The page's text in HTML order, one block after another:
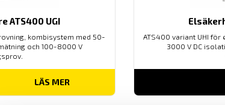
ATS400 UGI
kombisystem med 50-
och 100-8000 V
LÄS MER
ATS400 variant UHI
3000 V DC